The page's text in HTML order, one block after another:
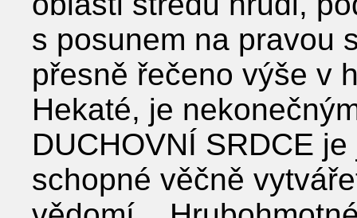
s posunem na pravou
přesně řečeno výše v
Hekaté, je
DUCHOVNÍ SRDCE
schopné věčně